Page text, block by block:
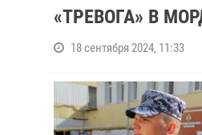
«ТРЕВОГА» В
18 сентября 2024, 11:33